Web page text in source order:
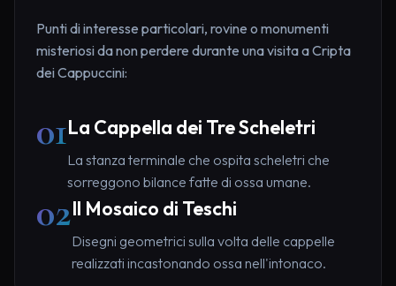
Punti di interesse particolari, rovine o monumenti
misteriosi da non perdere durante una visita a Cripta
dei Cappuccini:
01La Cappella dei Tre Scheletri
La stanza terminale che ospita scheletri che
sorreggono bilance fatte di ossa umane.
02Il Mosaico di Teschi
Disegni geometrici sulla volta delle cappelle
realizzati incastonando ossa nell'intonaco.